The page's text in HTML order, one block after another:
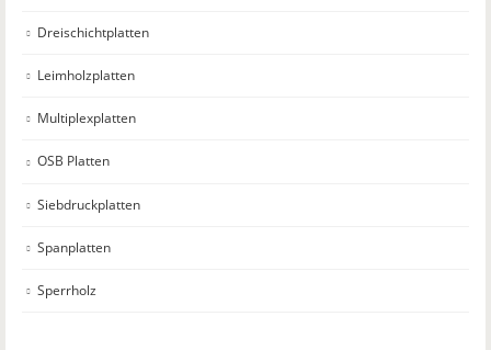
Dreischichtplatten
Leimholzplatten
Multiplexplatten
OSB Platten
Siebdruckplatten
Spanplatten
Sperrholz